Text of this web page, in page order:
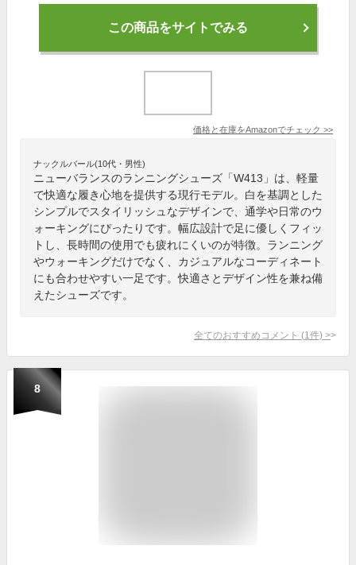
この商品をサイトでみる
価格と在庫をAmazonでチェック >>
ナックルバール(10代・男性)
ニューバランスのランニングシューズ「W413」は、軽量
で快適な履き心地を提供する現行モデル。白を基調とした
シンプルでスタイリッシュなデザインで、通学や日常のウ
ォーキングにぴったりです。幅広設計で足に優しくフィッ
トし、長時間の使用でも疲れにくいのが特徴。ランニング
やウォーキングだけでなく、カジュアルなコーディネート
にも合わせやすい一足です。快適さとデザイン性を兼ね備
えたシューズです。
全てのおすすめコメント (1 件) >
8